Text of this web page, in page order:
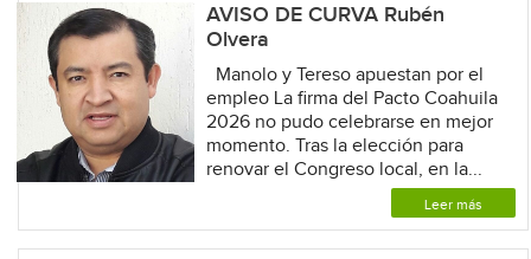
AVISO DE CURVA Rubén
Olvera
Manolo y Tereso apuestan por el
empleo La firma del Pacto Coahuila
2026 no pudo celebrarse en mejor
momento. Tras la elección para
renovar el Congreso local, en la...
Leer más